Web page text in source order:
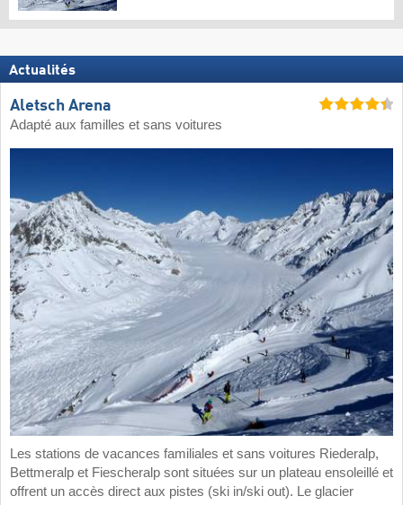
Actualités
Aletsch Arena
Adapté aux familles et sans voitures
Les stations de vacances familiales et sans voitures Riederalp,
Bettmeralp et Fiescheralp sont situées sur un plateau ensoleillé et
offrent un accès direct aux pistes (ski in/ski out). Le glacier